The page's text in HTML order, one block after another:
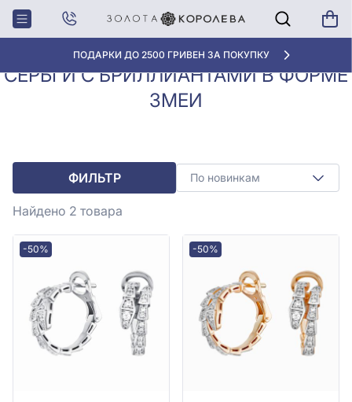
«ЛУЧШАЯ ЦЕНА» ОТ 5945 ГРН/ГРАММ
Главная
Серьги с
бриллиантами
Серьги с бриллиантами в
форме змеи
СЕРЬГИ С БРИЛЛИАНТАМИ В ФОРМЕ
ЗМЕИ
ФИЛЬТР По новинкам
Найдено 2 товара
-50% -50%